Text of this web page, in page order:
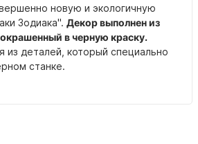
новую и экологичную
Зодиака". Декор выполнен из
в черную краску.
из деталей, который специально
станке.